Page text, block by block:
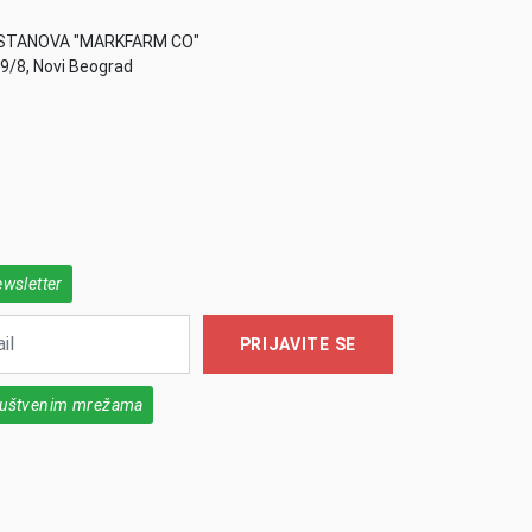
"MARKFARM CO"
8, Novi Beograd
PRIJAVITE SE
mrežama